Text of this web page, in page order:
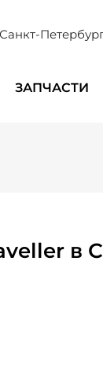
Санкт-
ЗАПЧАСТИ
в